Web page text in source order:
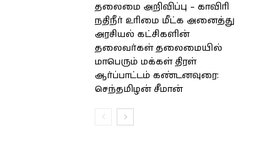
தலைமை அறிவிப்பு – காவிரி
நதிநீர் உரிமை மீட்க அனைத்து
அரசியல் கட்சிகளின்
தலைவர்கள் தலைமையில்
மாபெரும் மக்கள் திரள்
ஆர்ப்பாட்டம் கண்டனவுரை:
செந்தமிழன் சீமான்